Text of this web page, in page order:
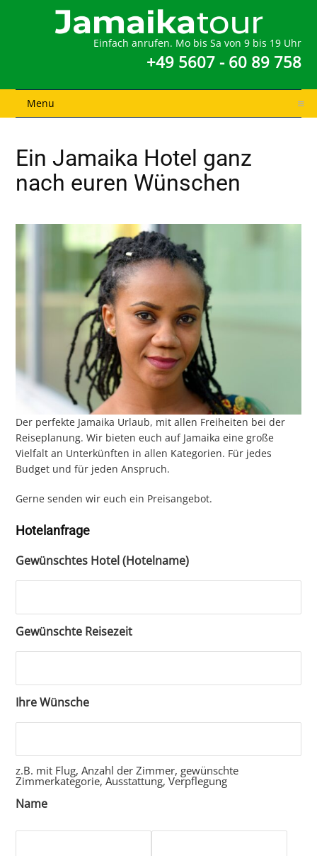
Einfach anrufen. Mo bis Sa von 9 bis 19 Uhr
+49 5607 - 60 89 758
Menu
Ein Jamaika Hotel ganz
nach euren Wünschen
Der perfekte Jamaika Urlaub, mit allen Freiheiten bei der
Reiseplanung. Wir bieten euch auf Jamaika eine große
Vielfalt an Unter­künften in allen Kategorien. Für jedes
Budget und für jeden Anspruch.
Gerne senden wir euch ein Preisangebot.
Hotelanfrage
Gewünschtes Hotel (Hotelname)
Gewünschte Reisezeit
Ihre Wünsche
z.B. mit Flug, Anzahl der Zimmer, gewünschte
Zimmerkategorie, Ausstattung, Verpflegung
Name